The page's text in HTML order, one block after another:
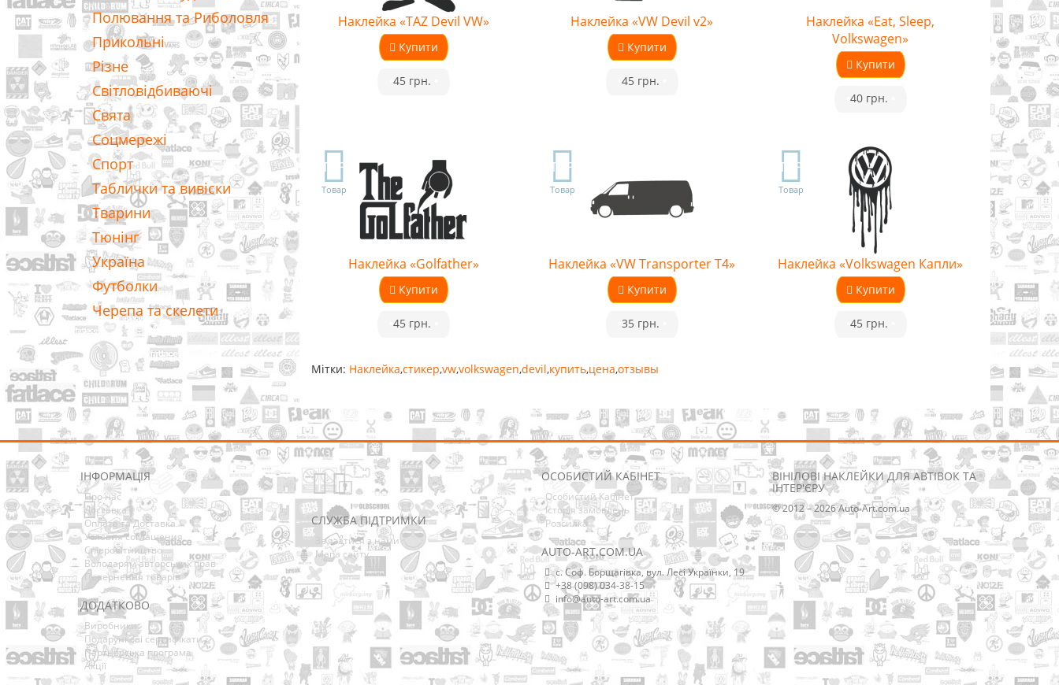
Полювання та Риболовля
Прикольні
Різне
Світловідбиваючі
Свята
Соцмережі
Спорт
Таблички та вивіски
Тварини
Тюнінг
Україна
Футболки
Черепа та скелети
Наклейка «TAZ Devil VW»
Купити
45 грн.
Наклейка «VW Devil v2»
Купити
45 грн.
Наклейка «Eat, Sleep,
Volkswagen»
Купити
40 грн.
TOP
Товар
Наклейка «Golfather»
Купити
45 грн.
TOP
Товар
Наклейка «VW Transporter T4»
Купити
35 грн.
TOP
Товар
Наклейка «Volkswagen Капли»
Купити
45 грн.
Мітки: Наклейка,стикер,vw,volkswagen,devil,купить,цена,отзывы
ІНФОРМАЦІЯ
Про нас
Доставка
Оплата та Доставка
Условия соглашения
Співробітництво
Володарям авторських прав
Повернення товарів
ДОДАТКОВО
Виробники
Подарункові сертифікати
Партнерська програма
Акції
СЛУЖБА ПІДТРИМКИ
Зв’язатися з нами
Мапа сайту
ОСОБИСТИЙ КАБІНЕТ
Особистий Кабінет
Історія замовлень
Розсилка
AUTO-ART.COM.UA
с. Соф. Борщагівка, вул. Лесі Українки, 19
+38 (098) 034-38-15
info@auto-art.com.ua
ВІНІЛОВІ НАКЛЕЙКИ ДЛЯ АВТІВОК ТА
ІНТЕР'ЄРУ
© 2012 – 2026 Auto-Art.com.ua